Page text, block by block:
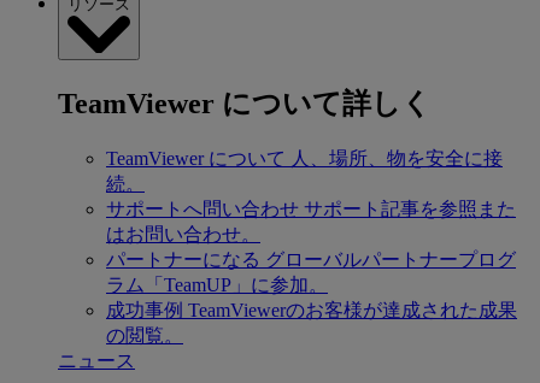
リソース
TeamViewer について詳しく
TeamViewer について 人、場所、物を安全に接
続。
サポートへ問い合わせ サポート記事を参照また
はお問い合わせ。
パートナーになる グローバルパートナープログ
ラム「TeamUP」に参加。
成功事例 TeamViewerのお客様が達成された成果
の閲覧。
ニュース